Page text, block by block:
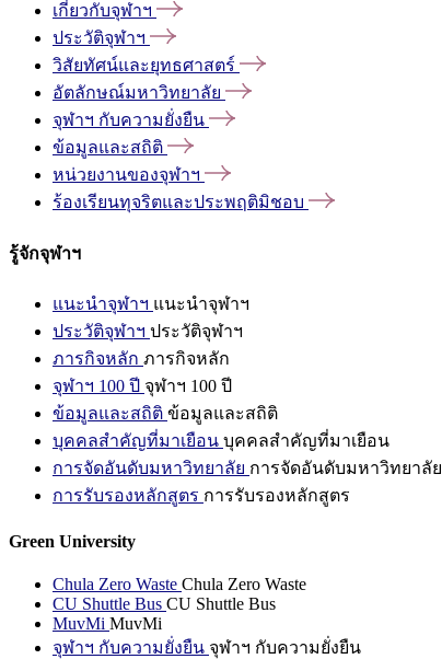
เกี่ยวกับจุฬาฯ
ประวัติจุฬาฯ
วิสัยทัศน์และยุทธศาสตร์
อัตลักษณ์มหาวิทยาลัย
จุฬาฯ กับความยั่งยืน
ข้อมูลและสถิติ
หน่วยงานของจุฬาฯ
ร้องเรียนทุจริตและประพฤติมิชอบ
รู้จักจุฬาฯ
แนะนำจุฬาฯ แนะนำจุฬาฯ
ประวัติจุฬาฯ ประวัติจุฬาฯ
ภารกิจหลัก ภารกิจหลัก
จุฬาฯ 100 ปี จุฬาฯ 100 ปี
ข้อมูลและสถิติ ข้อมูลและสถิติ
บุคคลสำคัญที่มาเยือน บุคคลสำคัญที่มาเยือน
การจัดอันดับมหาวิทยาลัย การจัดอันดับมหาวิทยาลัย
การรับรองหลักสูตร การรับรองหลักสูตร
Green University
Chula Zero Waste Chula Zero Waste
CU Shuttle Bus CU Shuttle Bus
MuvMi MuvMi
จุฬาฯ กับความยั่งยืน จุฬาฯ กับความยั่งยืน